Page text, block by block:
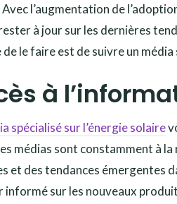
l’augmentation de
à jour sur les dernières
le faire est de suivre un média
à
spécialisé sur l’énergie solaire
médias sont constamment à
et des tendances émergentes
sur les nouveaux